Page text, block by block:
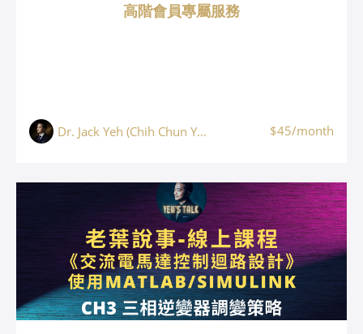
高階會員專屬服務
Dr. Jack Yeh (Chih Chun Yeh, 葉志鈞) $45/month